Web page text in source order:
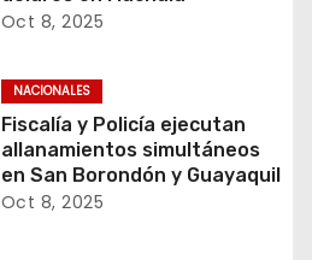
Oct 8, 2025
NACIONALES
Fiscalía y Policía ejecutan
allanamientos simultáneos
en San Borondón y Guayaquil
Oct 8, 2025